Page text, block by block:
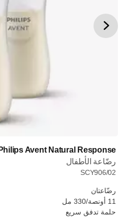
Philips Avent Natural Response
رضّاعة الأطفال
SCY906/02
رضّاعتان
11 أونصة/330 مل
حلمة تدفق سريع